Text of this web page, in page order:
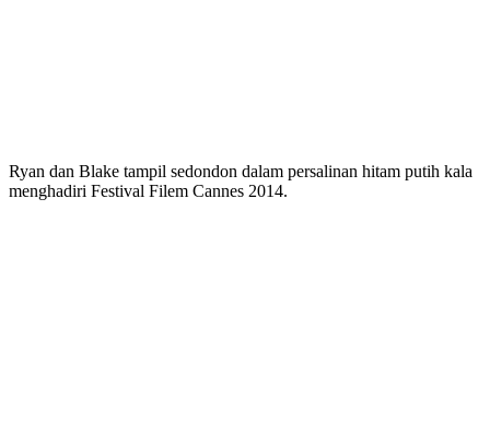
Ryan dan Blake tampil sedondon dalam persalinan hitam putih kala
menghadiri Festival Filem Cannes 2014.